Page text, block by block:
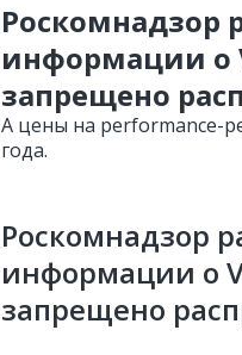
Роскомнадзор
информации о
запрещено
А цены на performance-
года.
Роскомнадзор
информации о
запрещено